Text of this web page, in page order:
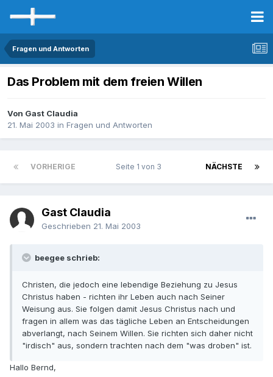
Fragen und Antworten
Das Problem mit dem freien Willen
Von Gast Claudia
21. Mai 2003 in Fragen und Antworten
VORHERIGE NÄCHSTE
Seite 1 von 3
Gast Claudia
Geschrieben 21. Mai 2003
beegee schrieb:
Christen, die jedoch eine lebendige Beziehung zu Jesus
Christus haben - richten ihr Leben auch nach Seiner
Weisung aus. Sie folgen damit Jesus Christus nach und
fragen in allem was das tägliche Leben an Entscheidungen
abverlangt, nach Seinem Willen. Sie richten sich daher nicht
"irdisch" aus, sondern trachten nach dem "was droben" ist.
Hallo Bernd,